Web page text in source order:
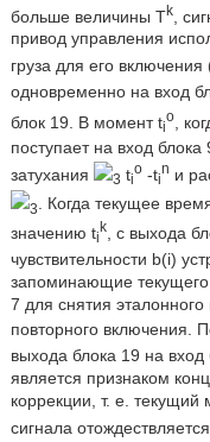
больше величины Тk,
привод управления
груза для его
одновременно на вход
блок 19. В момент ti
o,
поступает на вход
затухания
3 ti
o-ti
n и
3
. Когда текущее
значению ti
k, с выхода
чувствительности b(i)
запоминающие
7 для снятия
повторного включения.
выхода блока 19 на вход
является признаком
коррекции, т. е.
сигнала